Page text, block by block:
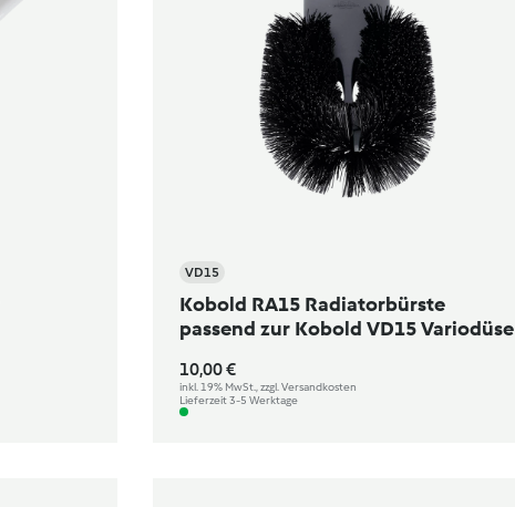
VD15
Kobold RA15 Radiatorbürste
passend zur Kobold VD15 Variodüse
10,00 €
inkl. 19% MwSt., zzgl. Versandkosten
Lieferzeit 3-5 Werktage